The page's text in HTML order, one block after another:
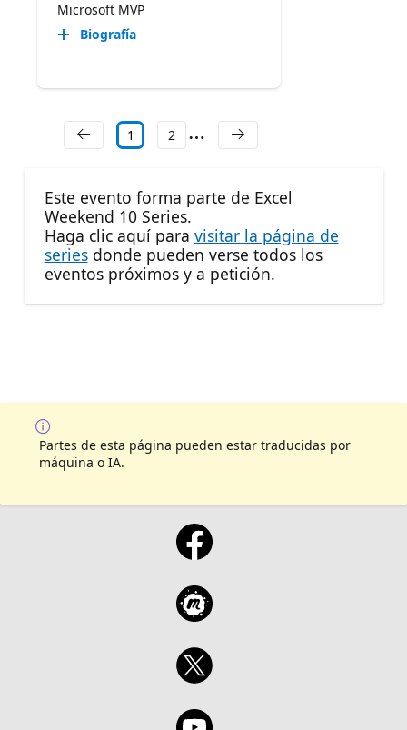
Microsoft MVP
Biografía
1 2
Este evento forma parte de Excel
Weekend 10 Series.
Haga clic aquí para visitar la página de
seriesdonde pueden verse todos los
eventos próximos y a petición.
Partes de esta página pueden estar traducidas por
máquina o IA.